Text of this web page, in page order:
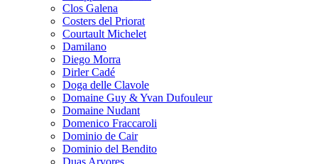
Clos Galena
Costers del Priorat
Courtault Michelet
Damilano
Diego Morra
Dirler Cadé
Doga delle Clavole
Domaine Guy & Yvan Dufouleur
Domaine Nudant
Domenico Fraccaroli
Dominio de Cair
Dominio del Bendito
Duas Arvores